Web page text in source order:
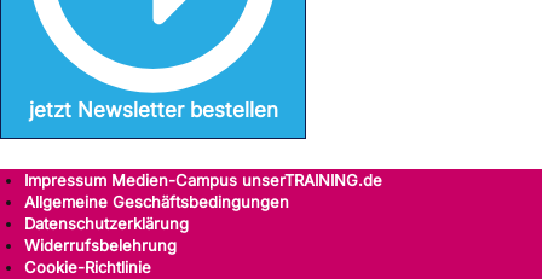
jetzt Newsletter bestellen
Impressum Medien-Campus unserTRAINING.de
Allgemeine Geschäftsbedingungen
Datenschutzerklärung
Widerrufsbelehrung
Cookie-Richtlinie